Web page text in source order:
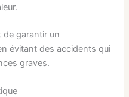
garantir un
évitant des accidents qui
graves.